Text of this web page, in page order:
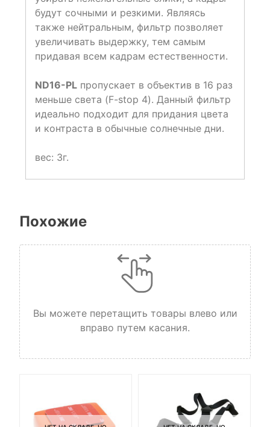
будут сочными и резкими. Являясь
также нейтральным, фильтр позволяет
увеличивать выдержку, тем самым
придавая всем кадрам естественности.
ND16-PL пропускает в объектив в 16 раз
меньше света (F-stop 4). Данный фильтр
идеально подходит для придания цвета
и контраста в обычные солнечные дни.
вес: 3г.
Похожие
Вы можете перетащить товары влево или
вправо путем касания.